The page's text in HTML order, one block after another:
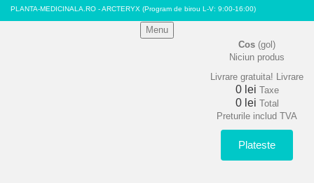
PLANTA-MEDICINALA.RO - ARCTERYX (Program de birou L-V: 9:00-16:00)
Menu
Cos (gol)
Niciun produs
Livrare gratuita! Livrare
0 lei Taxe
0 lei Total
Preturile includ TVA
Plateste